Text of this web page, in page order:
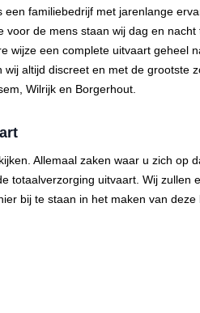
een familiebedrijf met jarenlange
voor de mens staan wij dag en
wijze een complete uitvaart geheel
altijd discreet en met de grootste
Wilrijk en Borgerhout.
Allemaal zaken waar u zich op
totaalverzorging uitvaart. Wij zullen
bij te staan in het maken van